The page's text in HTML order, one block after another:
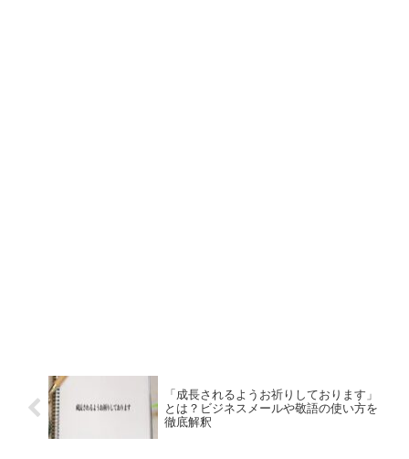
「成長されるようお祈りしております」
とは？ビジネスメールや敬語の使い方を
徹底解釈